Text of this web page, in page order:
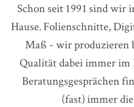
Schon seit 1991 sind wir
Hause. Folienschnitte,
Maß - wir produzieren
Qualität dabei immer
Beratungsgesprächen
(fast) immer